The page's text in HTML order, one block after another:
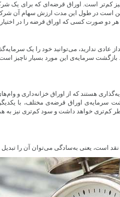
نیز کم‌تر است. اوراق قرضه‌ای که برای
است در طول این مدت ارزش سهام آن
صورت کسی که اوراق قرضه را در اختیار
ندارید، می‌توانید خود را یک
سرمایه‌ی این مورد بسیار ناچیز
هستند که از اوراق خزانه‌داری و
سرمایه‌ی اوراق قرضه‌ی مختلف، با
کم‌تری خواهد داشت و سود کم‌تری نیز به
است، یعنی به‌سادگی می‌توان آن را تبدیل